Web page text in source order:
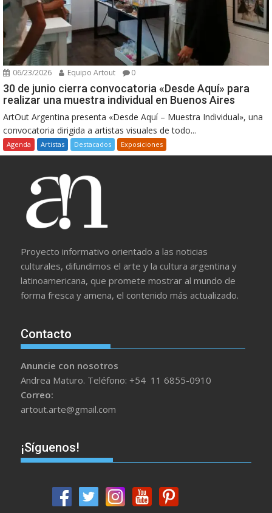
06/23/2026 Equipo Artout 0
30 de junio cierra convocatoria «Desde Aquí» para
realizar una muestra individual en Buenos Aires
ArtOut Argentina presenta «Desde Aquí – Muestra Individual», una
convocatoria dirigida a artistas visuales de todo...
Agenda Artistas Destacados Exposiciones
Proyecto informativo orientado a las noticias
culturales, difundimos el arte y la cultura argentina y
latinoamericana, que promete mostrar al mundo de
forma fresca y amena, el contenido más actualizado.
Contacto
Anuncie con nosotros
Andrea Maturo. Teléfono: +54 11 6855-0910
Correo:
artout.arte@gmail.com
¡Síguenos!